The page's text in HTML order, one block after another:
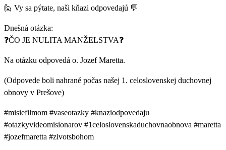
🙋 Vy sa pýtate, naši kňazi odpovedajú 💬
Dnešná otázka:
❓ČO JE NULITA MANŽELSTVA❓
Na otázku odpovedá o. Jozef Maretta.
(Odpovede boli nahrané počas našej 1. celoslovenskej duchovnej
obnovy v Prešove)
#misiefilmom #vaseotazky #knaziodpovedaju
#otazkyvideomisionarov #1celoslovenskaduchovnaobnova #maretta
#jozefmaretta #zivotsbohom